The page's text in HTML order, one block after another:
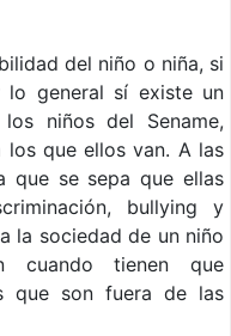
del niño o niña, si
general sí existe un
niños del Sename,
que ellos van. A las
que se sepa que ellas
bullying y
la sociedad de un niño
cuando tienen que
que son fuera de las